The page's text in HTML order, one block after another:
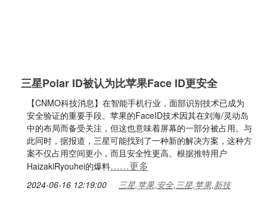
三星Polar ID被认为比苹果Face ID更安全
【CNMO科技消息】在智能手机行业，面部识别技术已成为
安全验证的重要手段。苹果的FaceID技术因其在刘海/灵动岛
中的布局而备受关注，但这也意味着屏幕的一部分被占用。与
此同时，据报道，三星可能找到了一种新的解决方案，这种方
案不仅占用空间更小，而且安全性更高。根据推特用户
HaizakiRyouhei的爆料……更多
2024-06-16 12:19:00 三星,苹果,安全,三星,苹果,新技